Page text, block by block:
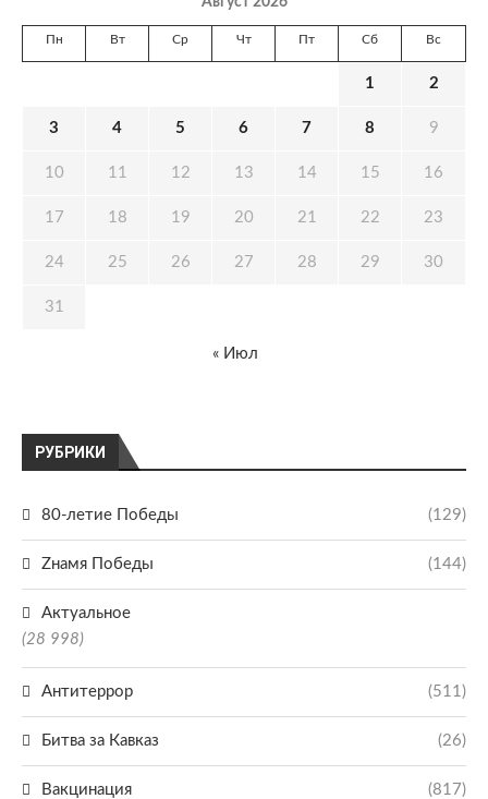
РУБРИКИ
80-летие Победы (129)
Zнамя Победы (144)
Актуальное
(28 998)
Антитеррор (511)
Битва за Кавказ (26)
Вакцинация (817)
Пн Вт Ср Чт Пт Сб Вс
1 2
3 4 5 6 7 8 9
10 11 12 13 14 15 16
17 18 19 20 21 22 23
24 25 26 27 28 29 30
31
« Июл